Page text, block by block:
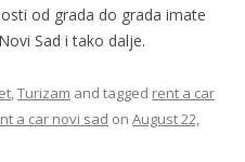
od grada do grada imate
Sad i tako dalje.
,Turizam and tagged rent a car
a car novi sad on August 22,